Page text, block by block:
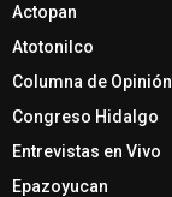
Actopan
Atotonilco
Columna de Opinión
Congreso Hidalgo
Entrevistas en Vivo
Epazoyucan